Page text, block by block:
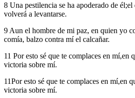
8 Una pestilencia se ha apoderado de
volverá a levantarse.
9 Aun el hombre de mi paz, en quien yo
comía, balzo contra mí el calcañar.
11 Por esto sé que te complaces en mí,en
victoria sobre mí.
11Por esto sé que te complaces en mí,en
victoria sobre mí.